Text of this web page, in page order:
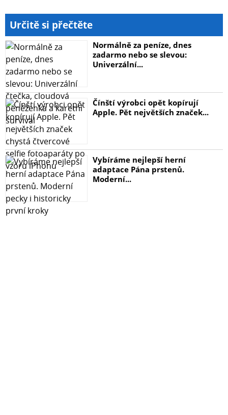
Určitě si přečtěte
Normálně za peníze, dnes
zadarmo nebo se slevou:
Univerzální...
Čínští výrobci opět kopírují
Apple. Pět největších značek...
Vybíráme nejlepší herní
adaptace Pána prstenů.
Moderní...